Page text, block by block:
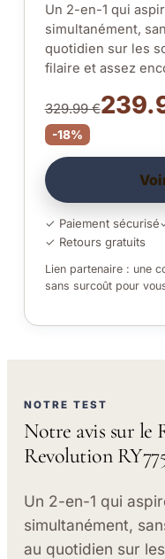
Un 2-en-1 qui
simultanément,
quotidien sur les
filaire et assez
329.99 €
-18%
✓ Paiement sécurisé
✓ Retours gratuits
Lien partenaire : une
sans surcoût pour
NOTRE TEST
Notre avis sur le
Revolution
Un 2-en-1 qui
simultanément,
au quotidien sur